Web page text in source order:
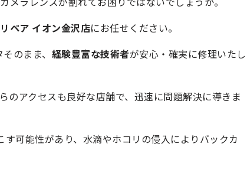
ペア イオン金沢店にお任せください。
のまま、 経験豊富な技術者が安心・確実に修理いたし
アクセスも良好な店舗で、迅速に問題解決に導きま
可能性があり、水滴やホコリの侵入によりバックカ